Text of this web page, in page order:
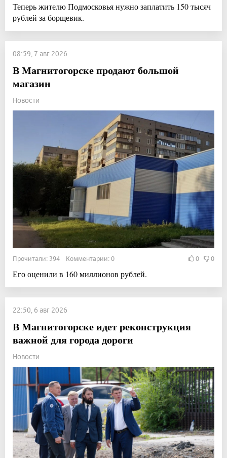
Теперь жителю Подмосковья нужно заплатить 150 тысяч
рублей за борщевик.
08:59, 7 авг 2026
В Магнитогорске продают большой
магазин
Новости
Прочитали: 394 Комментарии: 0 0 0
Его оценили в 160 миллионов рублей.
22:50, 6 авг 2026
В Магнитогорске идет реконструкция
важной для города дороги
Новости